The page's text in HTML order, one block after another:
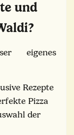
und
eigenes
Rezepte
Pizza
der